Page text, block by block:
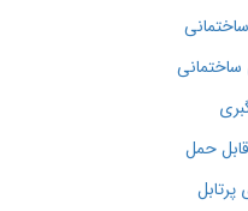
حمل